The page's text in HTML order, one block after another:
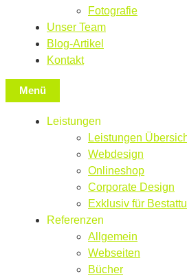
Fotografie
Unser Team
Blog-Artikel
Kontakt
Menü
Leistungen
Leistungen
Webdesign
Onlineshop
Corporate Design
Exklusiv für
Referenzen
Allgemein
Webseiten
Bücher